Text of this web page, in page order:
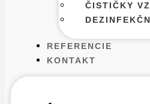
ČISTIČKY
REFERENCIE
KONTAKT